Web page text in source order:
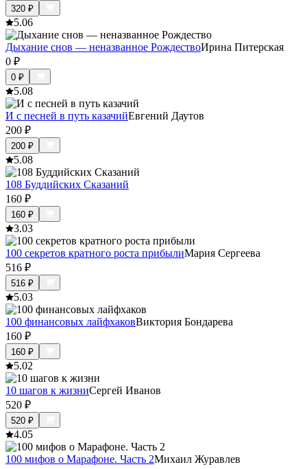
320 ₽
5.06
Дыхание снов — неназванное РождествоИрина Питерская
0 ₽
0 ₽
5.08
И с песней в путь казачийЕвгений Даутов
200 ₽
200 ₽
5.08
108 Буддийских Сказаний
160 ₽
160 ₽
3.03
100 секретов кратного роста прибылиМария Сергеева
516 ₽
516 ₽
5.03
100 финансовых лайфхаковВиктория Бондарева
160 ₽
160 ₽
5.02
10 шагов к жизниСергей Иванов
520 ₽
520 ₽
4.05
100 мифов о Марафоне. Часть 2Михаил Журавлев